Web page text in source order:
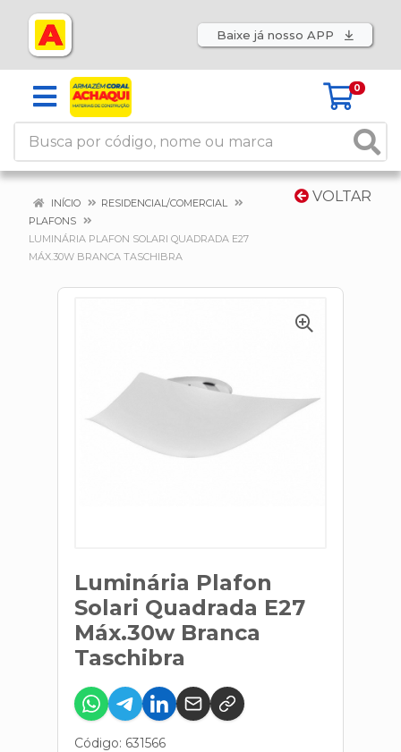
Baixe já nosso APP
0
VOLTAR
INÍCIO
RESIDENCIAL/COMERCIAL
PLAFONS
LUMINÁRIA PLAFON SOLARI QUADRADA E27
MÁX.30W BRANCA TASCHIBRA
Luminária Plafon
Solari Quadrada E27
Máx.30w Branca
Taschibra
Código: 631566